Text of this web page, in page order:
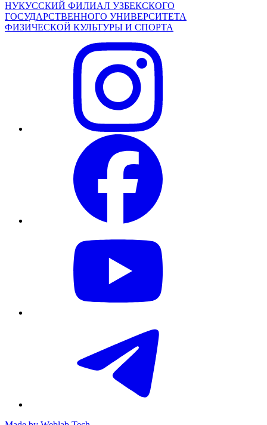
НУКУССКИЙ ФИЛИАЛ УЗБЕКСКОГО
ГОСУДАРСТВЕННОГО УНИВЕРСИТЕТА
ФИЗИЧЕСКОЙ КУЛЬТУРЫ И СПОРТА